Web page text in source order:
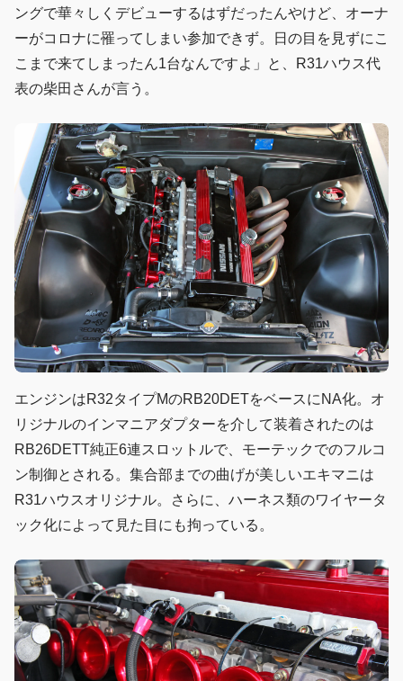
ングで華々しくデビューするはずだったんやけど、オーナ
ーがコロナに罹ってしまい参加できず。日の目を見ずにこ
こまで来てしまったん1台なんですよ」と、R31ハウス代
表の柴田さんが言う。
エンジンはR32タイプMのRB20DETをベースにNA化。オ
リジナルのインマニアダプターを介して装着されたのは
RB26DETT純正6連スロットルで、モーテックでのフルコ
ン制御とされる。集合部までの曲げが美しいエキマニは
R31ハウスオリジナル。さらに、ハーネス類のワイヤータ
ック化によって見た目にも拘っている。